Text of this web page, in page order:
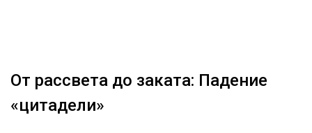
ЛЕСОВОССТАНОВЛЕНИЕ И ЗАЩИТА
ПОДБОРКИ СТАТЕЙ
От рассвета до заката: Падение
«цитадели»